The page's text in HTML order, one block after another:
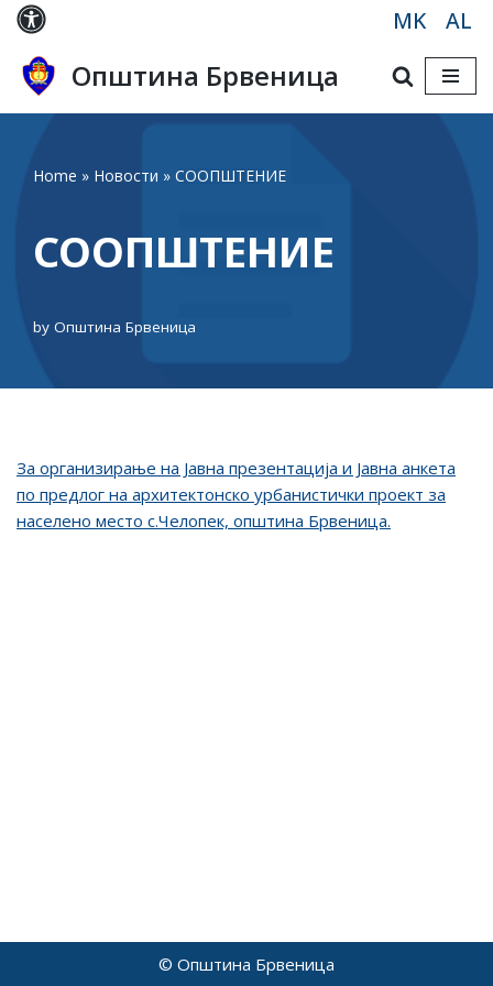
Skip
to
content
MK AL
Општина Брвеница
Home » Новости » СООПШТЕНИЕ
СООПШТЕНИЕ
by Општина Брвеница
Зa oрганизирање нa Jaвнa презентација и Jaвна анкета
по предлог на архитектонско урбанистички проект за
населено место с.Челопек, општина Брвеница.
© Општина Брвеница